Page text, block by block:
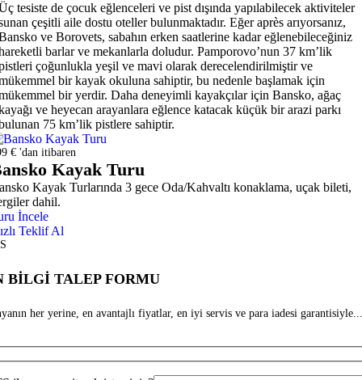
tesiste de çocuk eğlenceleri ve pist dışında yapılabilecek aktiviteler
çeşitli aile dostu oteller bulunmaktadır. Eğer après arıyorsanız,
ve Borovets, sabahın erken saatlerine kadar eğlenebileceğiniz
barlar ve mekanlarla doludur. Pamporovo’nun 37 km’lik
çoğunlukla yeşil ve mavi olarak derecelendirilmiştir ve
bir kayak okuluna sahiptir, bu nedenle başlamak için
bir yerdir. Daha deneyimli kayakçılar için Bansko, ağaç
ve heyecan arayanlara eğlence katacak küçük bir arazi parkı
75 km’lik pistlere sahiptir.
€ 'dan itibaren
Kayak Turu
Kayak Turlarında 3 gece Oda/Kahvaltı konaklama, uçak bileti,
dahil.
İncele
Teklif Al
BİLGİ TALEP FORMU
her yerine, en avantajlı fiyatlar, en iyi servis ve para iadesi